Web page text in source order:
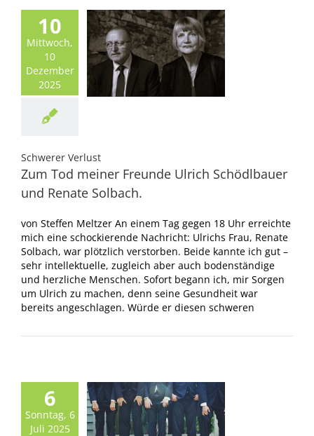
10
Mittwoch,
10
Dezember
2025
Schwerer Verlust
Zum Tod meiner Freunde Ulrich Schödlbauer
und Renate Solbach.
von Steffen Meltzer An einem Tag gegen 18 Uhr erreichte
mich eine schockierende Nachricht: Ulrichs Frau, Renate
Solbach, war plötzlich verstorben. Beide kannte ich gut –
sehr intellektuelle, zugleich aber auch bodenständige
und herzliche Menschen. Sofort begann ich, mir Sorgen
um Ulrich zu machen, denn seine Gesundheit war
bereits angeschlagen. Würde er diesen schweren
6
Sonntag, 6
Juli 2025